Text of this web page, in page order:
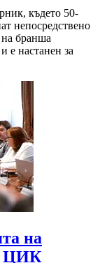
където 50-
непосредствено
бранша
е настанен за
на
ЦИК